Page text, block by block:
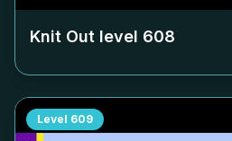
Knit Out level 608
Level 609